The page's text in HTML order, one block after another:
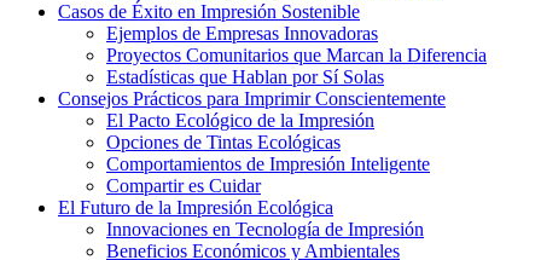
Casos de Éxito en Impresión Sostenible
Ejemplos de Empresas Innovadoras
Proyectos Comunitarios que Marcan la Diferencia
Estadísticas que Hablan por Sí Solas
Consejos Prácticos para Imprimir Conscientemente
El Pacto Ecológico de la Impresión
Opciones de Tintas Ecológicas
Comportamientos de Impresión Inteligente
Compartir es Cuidar
El Futuro de la Impresión Ecológica
Innovaciones en Tecnología de Impresión
Beneficios Económicos y Ambientales